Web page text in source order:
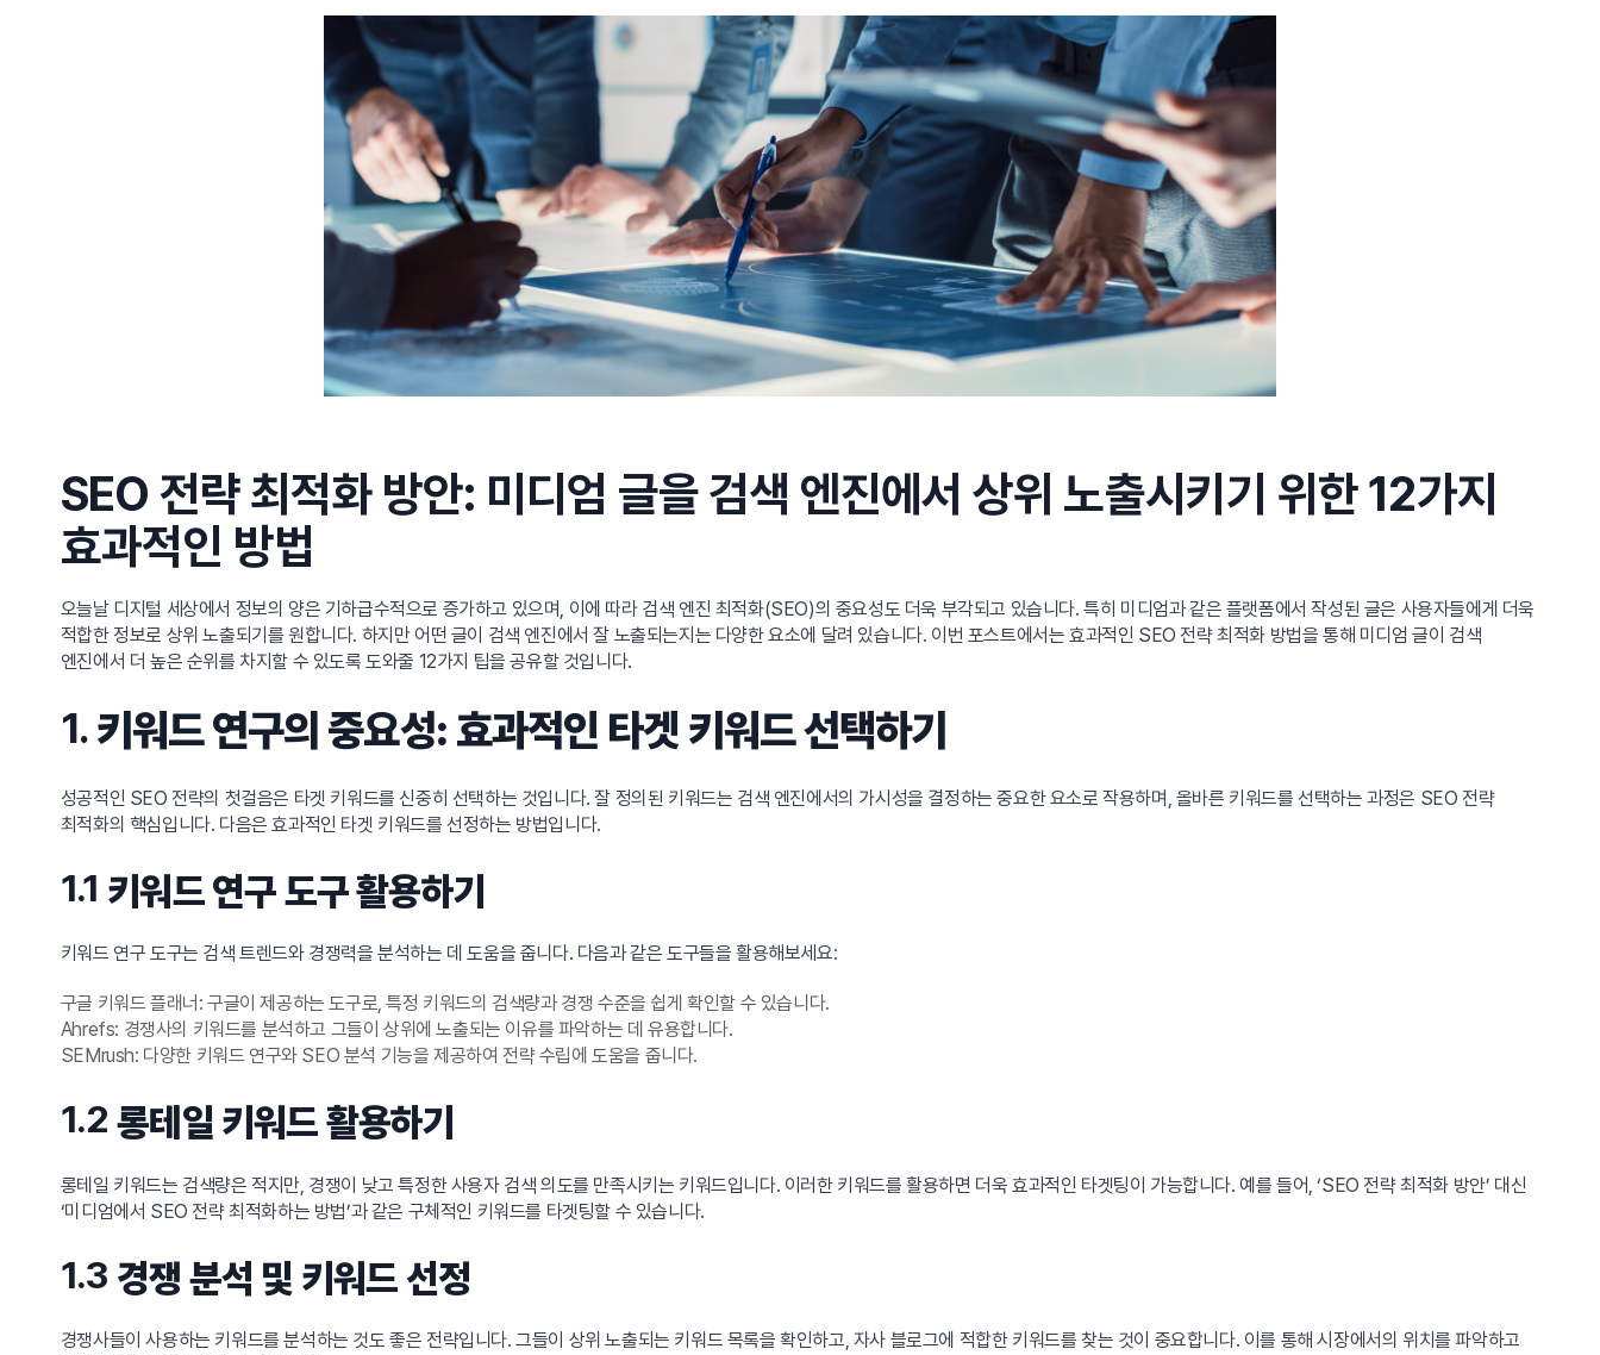
정부지원사업
SEO 전략 최적화 방안: 미디엄 글을 검색 엔진에서 상위 노출시키기 위한 12가지
효과적인 방법
오늘날 디지털 세상에서 정보의 양은 기하급수적으로 증가하고 있으며, 이에 따라 검색 엔진 최적화(SEO)의 중요성도 더욱 부각되고 있습니다. 특히 미디엄과 같은 플랫폼에서 작성된 글은 사용자들에게 더욱
적합한 정보로 상위 노출되기를 원합니다. 하지만 어떤 글이 검색 엔진에서 잘 노출되는지는 다양한 요소에 달려 있습니다. 이번 포스트에서는 효과적인 SEO 전략 최적화 방법을 통해 미디엄 글이 검색
엔진에서 더 높은 순위를 차지할 수 있도록 도와줄 12가지 팁을 공유할 것입니다.
1.키워드 연구의 중요성: 효과적인 타겟 키워드 선택하기
성공적인 SEO 전략의 첫걸음은 타겟 키워드를 신중히 선택하는 것입니다. 잘 정의된 키워드는 검색 엔진에서의 가시성을 결정하는 중요한 요소로 작용하며, 올바른 키워드를 선택하는 과정은 SEO 전략
최적화의 핵심입니다. 다음은 효과적인 타겟 키워드를 선정하는 방법입니다.
1.1 키워드 연구 도구 활용하기
키워드 연구 도구는 검색 트렌드와 경쟁력을 분석하는 데 도움을 줍니다. 다음과 같은 도구들을 활용해보세요:
구글 키워드 플래너: 구글이 제공하는 도구로, 특정 키워드의 검색량과 경쟁 수준을 쉽게 확인할 수 있습니다.
Ahrefs: 경쟁사의 키워드를 분석하고 그들이 상위에 노출되는 이유를 파악하는 데 유용합니다.
SEMrush: 다양한 키워드 연구와 SEO 분석 기능을 제공하여 전략 수립에 도움을 줍니다.
1.2롱테일 키워드 활용하기
롱테일 키워드는 검색량은 적지만, 경쟁이 낮고 특정한 사용자 검색 의도를 만족시키는 키워드입니다. 이러한 키워드를 활용하면 더욱 효과적인 타겟팅이 가능합니다. 예를 들어, ‘SEO 전략 최적화 방안’ 대신
‘미디엄에서 SEO 전략 최적화하는 방법’과 같은 구체적인 키워드를 타겟팅할 수 있습니다.
1.3 경쟁 분석 및 키워드 선정
경쟁사들이 사용하는 키워드를 분석하는 것도 좋은 전략입니다. 그들이 상위 노출되는 키워드 목록을 확인하고, 자사 블로그에 적합한 키워드를 찾는 것이 중요합니다. 이를 통해 시장에서의 위치를 파악하고